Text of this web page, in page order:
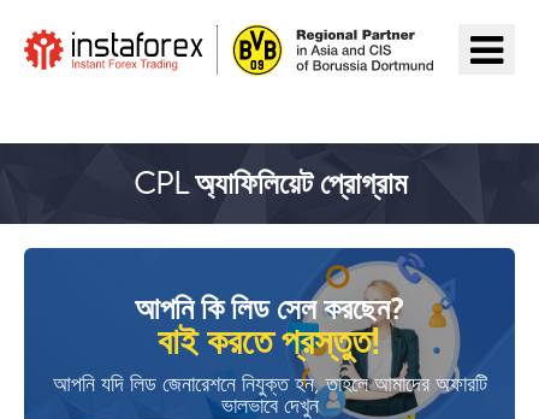
CPL অ্যাফিলিয়েট প্রোগ্রাম
আপনি কি লিড সেল করছেন?
বাই করতে প্রস্তুত!
আপনি যদি লিড জেনারেশনে নিযুক্ত হন, তাহলে আমাদের অফারটি
ভালভাবে দেখুন